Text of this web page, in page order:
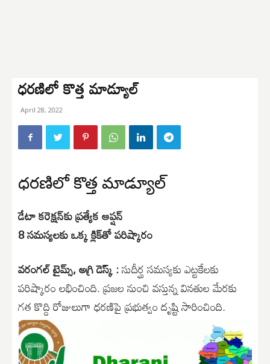
ధరణిలో కొత్త మాడ్యూల్
April 28, 2022
ధరణిలో కొత్త మాడ్యూల్
డేటా కరెక్షన్‌కు ప్రత్యేక ఆప్షన్
8 సమస్యలకు ఒక్క క్లిక్‌తో పరిష్కారం
వరంగల్ టైమ్స్, అగ్రి డెస్క్ :సుదీర్ఘ సమస్యకు ఎట్టకేలకు
పరిష్కారం లభించింది. ప్రజల నుంచి వస్తున్న వినతుల మేరకు
గత కొద్ది రోజులుగా ధరణిపై ప్రభుత్వం దృష్టి సారించింది.